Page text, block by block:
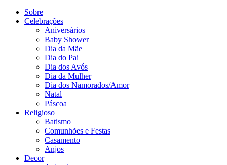
Sobre
Celebrações
Aniversários
Baby Shower
Dia da Mãe
Dia do Pai
Dia dos Avós
Dia da Mulher
Dia dos Namorados/Amor
Natal
Páscoa
Religioso
Batismo
Comunhões e Festas
Casamento
Anjos
Decor